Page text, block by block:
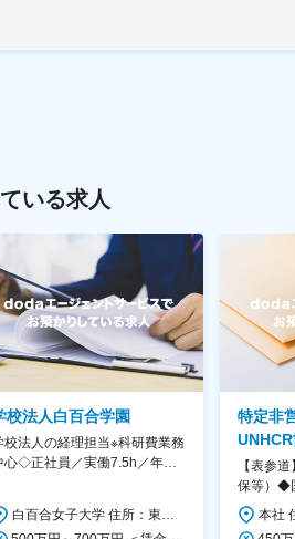
いる求人
校法人白百合学園
校法人の経理担当※科研費業務
心◇正社員／実働7.5h／年休
特定非
【表参
保等）◆
活動を支
◆正職員